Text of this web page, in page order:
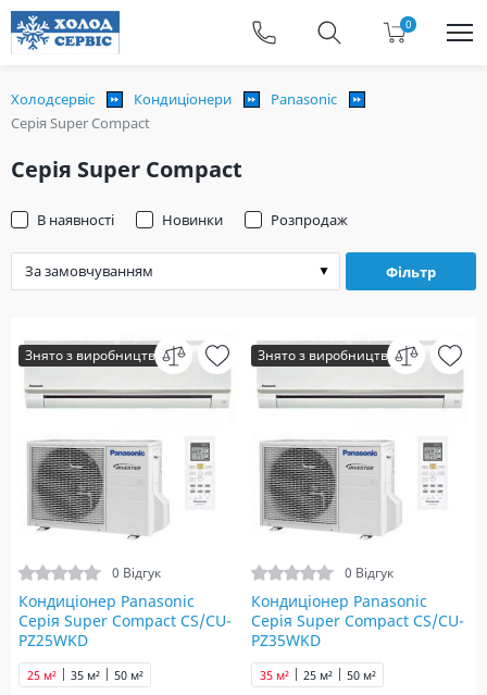
0
Холодсервіс Кондиціонери
Panasonic
Серія Super Compact
Серія Super Compact
Фільтр
В наявності Новинки Розпродаж
Знято з виробництва
0 Відгук
Кондиціонер Panasonic
Серія Super Compact CS/CU-
PZ25WKD
25 м² 35 м² 50 м²
Знято з виробництва
0 Відгук
Кондиціонер Panasonic
Серія Super Compact CS/CU-
PZ35WKD
25 м²
35 м² 50 м²